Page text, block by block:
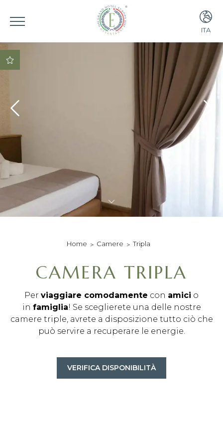
ITA
ENG
prezzo speciale per
la colazione
lounge bar con
possibilità di
mangiare fino alle
richiesta
Home Camere Tripla
CAMERA TRIPLA
Per viaggiare comodamente con amici o
in famiglia! Se sceglierete una delle nostre
camere triple, avrete a disposizione tutto ciò che
può servire a recuperare le energie.
VERIFICA DISPONIBILITÀ